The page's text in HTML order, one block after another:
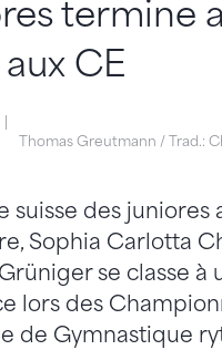
termine
CE
Thomas Greutmann / Trad.:
suisse des juniores
Sophia Carlotta
se classe à
lors des
de Gymnastique